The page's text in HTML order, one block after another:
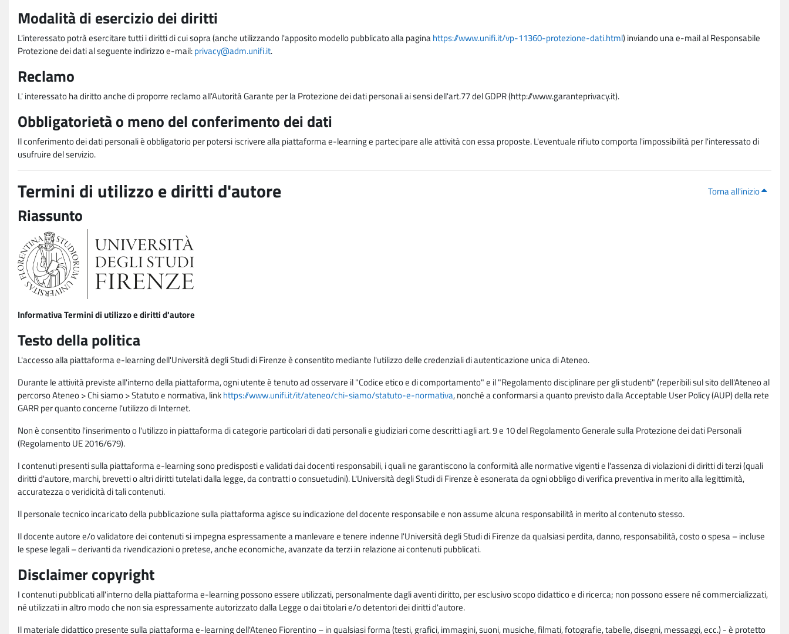
Modalità di esercizio dei diritti
L'interessato potrà esercitare tutti i diritti di cui sopra (anche utilizzando l'apposito modello pubblicato alla paginahttps://www.unifi.it/vp-11360-protezione-dati.html) inviando una e-mail al Responsabile
Protezione dei dati al seguente indirizzo e-mail:privacy@adm.unifi.it.
Reclamo
L' interessato ha diritto anche di proporre reclamo all'Autorità Garante per la Protezione dei dati personali ai sensi dell'art.77 del GDPR (http://www.garanteprivacy.it).
Obbligatorietà o meno del conferimento dei dati
Il conferimento dei dati personali è obbligatorio per potersi iscrivere alla piattaforma e-learning e partecipare alle attività con essa proposte. L'eventuale rifiuto comporta l'impossibilità per l'interessato di
usufruire del servizio.
Torna all'inizio
Termini di utilizzo e diritti d'autore
Riassunto
Informativa Termini di utilizzo e diritti d'autore
Testo della politica
L'accesso alla piattaforma e-learning dell'Università degli Studi di Firenze è consentito mediante l'utilizzo delle credenziali di autenticazione unica di Ateneo.
Durante le attività previste all'interno della piattaforma, ogni utente è tenuto ad osservare il "Codice etico e di comportamento" e il "Regolamento disciplinare per gli studenti" (reperibili sul sito dell'Ateneo al
percorso Ateneo > Chi siamo > Statuto e normativa, linkhttps://www.unifi.it/it/ateneo/chi-siamo/statuto-e-normativa, nonché a conformarsi a quanto previsto dalla Acceptable User Policy (AUP) della rete
GARR per quanto concerne l'utilizzo di Internet.
Non è consentito l'inserimento o l'utilizzo in piattaforma di categorie particolari di dati personali e giudiziari come descritti agli art. 9 e 10 del Regolamento Generale sulla Protezione dei dati Personali
(Regolamento UE 2016/679).
I contenuti presenti sulla piattaforma e-learning sono predisposti e validati dai docenti responsabili, i quali ne garantiscono la conformità alle normative vigenti e l'assenza di violazioni di diritti di terzi (quali
diritti d'autore, marchi, brevetti o altri diritti tutelati dalla legge, da contratti o consuetudini). L'Università degli Studi di Firenze è esonerata da ogni obbligo di verifica preventiva in merito alla legittimità,
accuratezza o veridicità di tali contenuti.
Il personale tecnico incaricato della pubblicazione sulla piattaforma agisce su indicazione del docente responsabile e non assume alcuna responsabilità in merito al contenuto stesso.
Il docente autore e/o validatore dei contenuti si impegna espressamente a manlevare e tenere indenne l'Università degli Studi di Firenze da qualsiasi perdita, danno, responsabilità, costo o spesa – incluse
le spese legali – derivanti da rivendicazioni o pretese, anche economiche, avanzate da terzi in relazione ai contenuti pubblicati.
Disclaimer copyright
I contenuti pubblicati all'interno della piattaforma e-learning possono essere utilizzati, personalmente dagli aventi diritto, per esclusivo scopo didattico e di ricerca; non possono essere né commercializzati,
né utilizzati in altro modo che non sia espressamente autorizzato dalla Legge o dai titolari e/o detentori dei diritti d'autore.
Il materiale didattico presente sulla piattaforma e-learning dell'Ateneo Fiorentino – in qualsiasi forma (testi, grafici, immagini, suoni, musiche, filmati, fotografie, tabelle, disegni, messaggi, ecc.) - è protetto